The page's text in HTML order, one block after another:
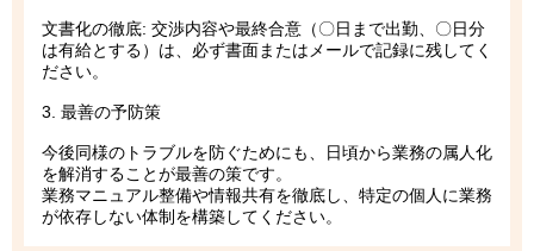
文書化の徹底: 交渉内容や最終合意（〇日まで出勤、〇日分
は有給とする）は、必ず書面またはメールで記録に残してく
ださい。
3. 最善の予防策
今後同様のトラブルを防ぐためにも、日頃から業務の属人化
を解消することが最善の策です。
業務マニュアル整備や情報共有を徹底し、特定の個人に業務
が依存しない体制を構築してください。